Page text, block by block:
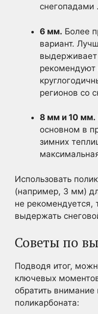
снегопадами .
6 мм. Более
вариант.
выдерживает
рекомендуют
регионов со
8 мм и 10 мм.
основном в
зимних
Использовать
(например, 3 мм)
не рекомендуется,
выдержать
Советы по
Подводя итог,
ключевых
обратить
поликарбоната: